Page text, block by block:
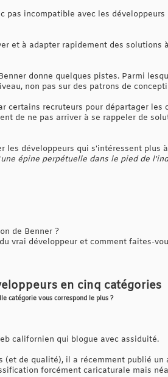
pas incompatible avec les
et à adapter rapidement des
donne quelques pistes. Parmi
non pas sur des patrons de
certains recruteurs pour départager
de ne pas arriver à se rappeler de
les développeurs qui s'intéressent
une épine perpétuelle dans le pied de
de Benner ?
vrai développeur et comment faites-
en cinq catégories
catégorie vous correspond le plus ?
californien qui blogue avec assiduité.
(et de qualité), il a récemment publié
forcément caricaturale mais